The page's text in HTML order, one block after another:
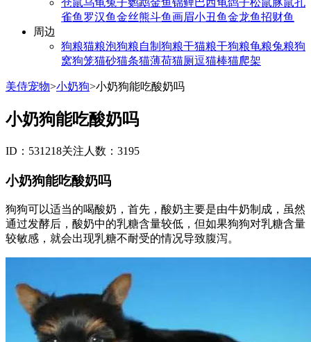
仓鼠乌龟兔子鹦鹉金鱼锦鲤巴西龟鸽子松鼠豚鼠孔
雀鱼 罗汉鱼金丝熊斗鱼画眉小丑鱼金龙鱼招财鱼
周边
狗粮猫粮泡狗粮自制狗粮干猫粮干狗粮龟粮兔粮狗
窝狗笼猫砂猫条猫薄荷猫厕逗猫棒猫爬架
美侍宠物>小奶狗>小奶狗能吃酸奶吗
小奶狗能吃酸奶吗
ID：531218关注人数：3195
小奶狗能吃酸奶吗
狗狗可以适当的喝酸奶，首先，酸奶主要是由牛奶制成，虽然
通过发酵后，酸奶中的乳糖含量较低，但如果狗狗对乳糖含量
较敏感，就会出现乳糖不耐受的情况导致腹泻。